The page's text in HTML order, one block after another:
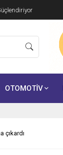
OTOMOTİV
çıkardı